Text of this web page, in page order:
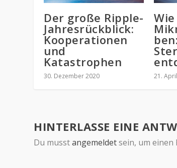
Der große Ripple-
Jahresrückblick:
Kooperationen
und
Katastrophen
30. Dezember 2020
Wie
21.
HINTERLASSE EINE
Du musstangemeldetsein, um einen